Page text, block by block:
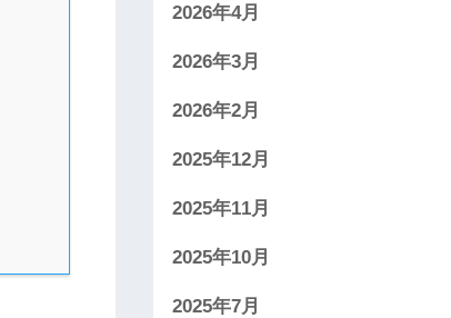
2026年4月
2026年3月
2026年2月
2025年12月
2025年11月
2025年10月
2025年7月